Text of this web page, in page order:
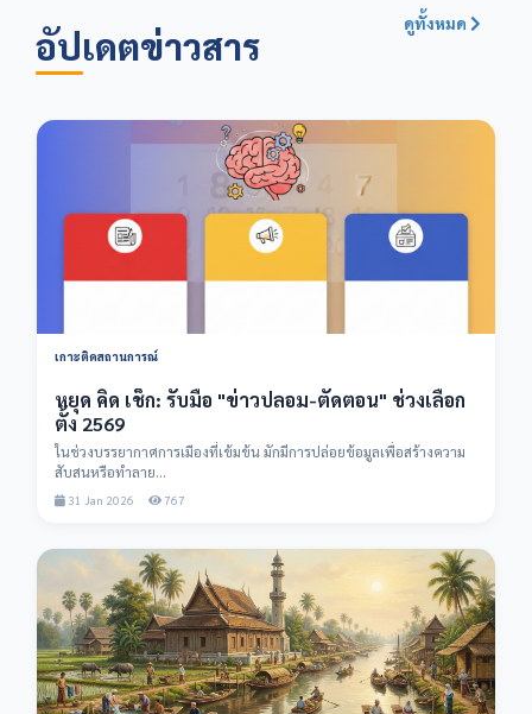
อัปเดตข่าวสาร ดูทั้งหมด
เกาะติดสถานการณ์
หยุด คิด เช็ก: รับมือ "ข่าวปลอม-ตัดตอน" ช่วงเลือก
ตั้ง 2569
ในช่วงบรรยากาศการเมืองที่เข้มข้น มักมีการปล่อยข้อมูลเพื่อสร้างความ
สับสนหรือทำลาย...
31 Jan 2026 767